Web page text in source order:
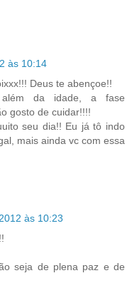
às 10:14
Deus te abençoe!!
além da idade, a fase
gosto de cuidar!!!!
seu dia!! Eu já tô indo
mais ainda vc com essa
às 10:23
seja de plena paz e de